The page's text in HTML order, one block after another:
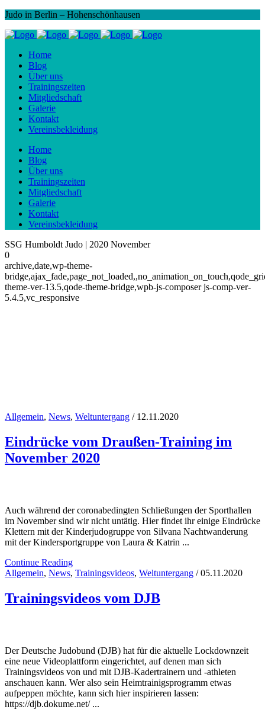
Judo in Berlin – Hohenschönhausen
Home
Blog
Über uns
Trainingszeiten
Mitgliedschaft
Galerie
Kontakt
Vereinsbekleidung
Home
Blog
Über uns
Trainingszeiten
Mitgliedschaft
Galerie
Kontakt
Vereinsbekleidung
SSG Humboldt Judo | 2020 November
0
archive,date,wp-theme-
theme-ver-13.5,qode-theme-bridge,wpb-js-composer js-comp-ver-
5.4.5,vc_responsive
November 2020
Allgemein, News, Weltuntergang / 12.11.2020
Eindrücke vom Draußen-Training im
November 2020
Auch während der coronabedingten Schließungen der Sporthallen
im November sind wir nicht untätig. Hier findet ihr einige Eindrücke
Klettern mit der Kinderjudogruppe von Silvana Nachtwanderung
mit der Kindersportgruppe von Laura & Katrin ...
Continue Reading
Allgemein, News, Trainingsvideos, Weltuntergang / 05.11.2020
Trainingsvideos vom DJB
Der Deutsche Judobund (DJB) hat für die aktuelle Lockdownzeit
eine neue Videoplattform eingerichtet, auf denen man sich
Trainingsvideos von und mit DJB-Kadertrainern und -athleten
anschauen kann. Wer also sein Heimtrainigsprogramm etwas
aufpeppen möchte, kann sich hier inspirieren lassen:
https://djb.dokume.net/ ...